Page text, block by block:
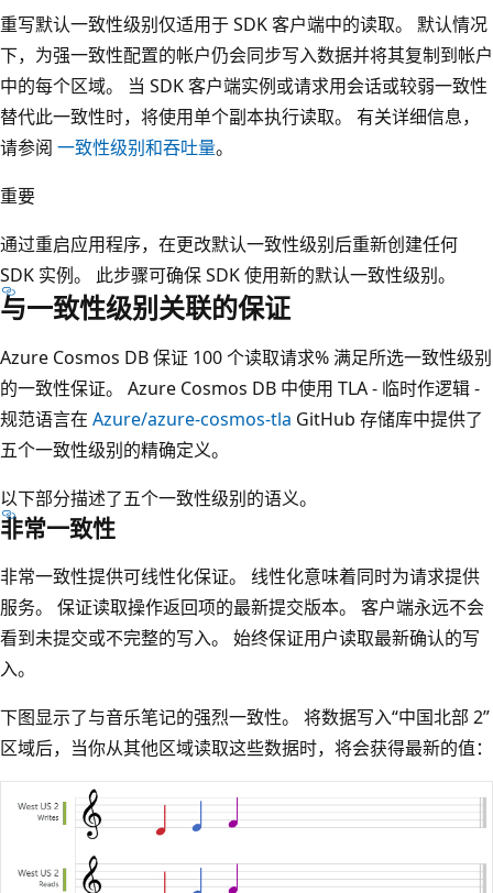
重写默认一致性级别仅适用于 SDK 客户端中的读取。 默认情况
下，为强一致性配置的帐户仍会同步写入数据并将其复制到帐户
中的每个区域。 当 SDK 客户端实例或请求用会话或较弱一致性
替代此一致性时，将使用单个副本执行读取。 有关详细信息，
请参阅 一致性级别和吞吐量。
重要
通过重启应用程序，在更改默认一致性级别后重新创建任何
SDK 实例。 此步骤可确保 SDK 使用新的默认一致性级别。
与一致性级别关联的保证
Azure Cosmos DB 保证 100 个读取请求% 满足所选一致性级别
的一致性保证。 Azure Cosmos DB 中使用 TLA - 临时作逻辑 -
规范语言在 Azure/azure-cosmos-tla GitHub 存储库中提供了
五个一致性级别的精确定义。
以下部分描述了五个一致性级别的语义。
非常一致性
非常一致性提供可线性化保证。 线性化意味着同时为请求提供
服务。 保证读取操作返回项的最新提交版本。 客户端永远不会
看到未提交或不完整的写入。 始终保证用户读取最新确认的写
入。
下图显示了与音乐笔记的强烈一致性。 将数据写入“中国北部 2”
区域后，当你从其他区域读取这些数据时，将会获得最新的值：